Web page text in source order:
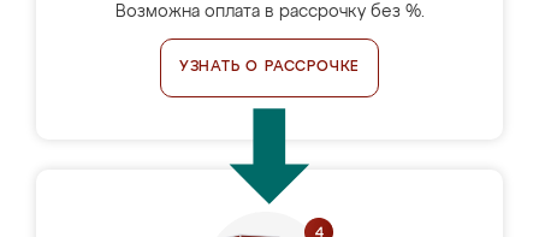
Возможна оплата в рассрочку без %.
УЗНАТЬ О РАССРОЧКЕ